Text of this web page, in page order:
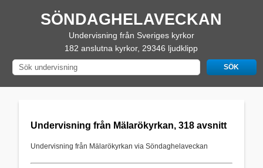
SÖNDAGHELAVECKAN
Undervisning från Sveriges kyrkor
182 anslutna kyrkor, 29346 ljudklipp
Undervisning från Mälarökyrkan, 318 avsnitt
Undervisning från Mälarökyrkan via Söndaghelaveckan